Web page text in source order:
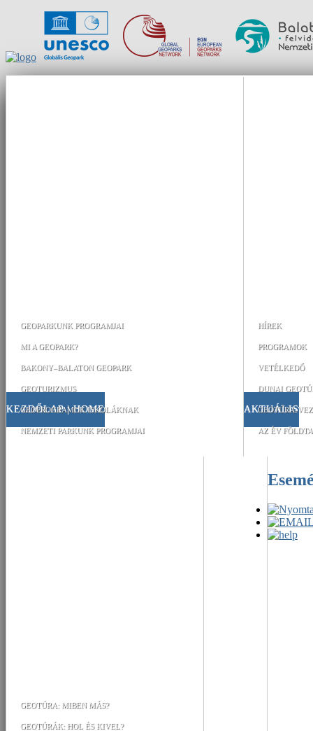
KEZDŐLAP | HOME
GEOPARKUNK PROGRAMJAI
MI A GEOPARK?
BAKONY–BALATON GEOPARK
GEOTURIZMUS
GEOPROGRAMOK ISKOLÁKNAK
NEMZETI PARKUNK PROGRAMJAI
AKTUÁLIS
HÍREK
PROGRAMOK
VETÉLKEDŐ
DUNAI
GEOTÚRA-
AZ ÉV
GEOTÚRA: MIBEN MÁS?
GEOTÚRÁK: HOL ÉS KIVEL?